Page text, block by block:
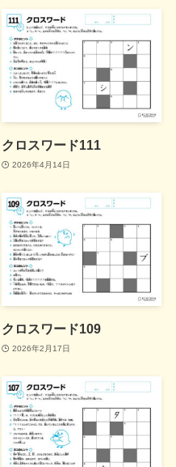
クロスワード111
2026年4月14日
クロスワード109
2026年2月17日